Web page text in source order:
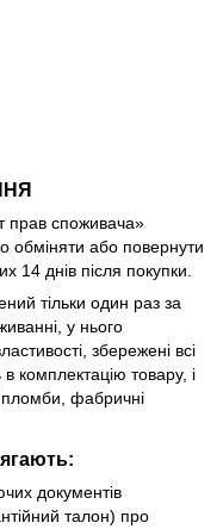
прав споживача»
обміняти або повернути
14 днів після покупки.
тільки один раз за
у нього
збережені всі
комплектацію товару, і
пломби, фабричні
документів
талон) про